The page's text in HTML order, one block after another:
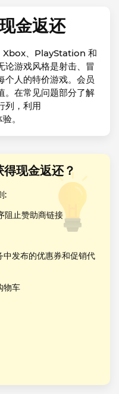
金返还
Xbox、PlayStation 和
论游戏风格是射击、冒
个人的特价游戏。会员
。在常见问题部分了解
列，利用
。
现金返还？
:
止赞助商链接
发布的优惠券和促销代
物车